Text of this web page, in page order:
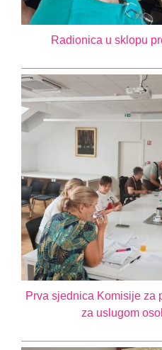
Radionica u sklopu
Prva sjednica Komisije za
za uslugom